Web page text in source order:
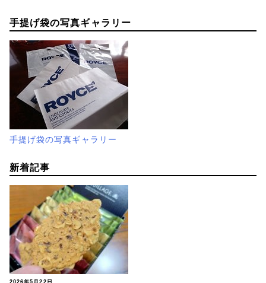
手提げ袋の写真ギャラリー
手提げ袋の写真ギャラリー
新着記事
2026年5月22日